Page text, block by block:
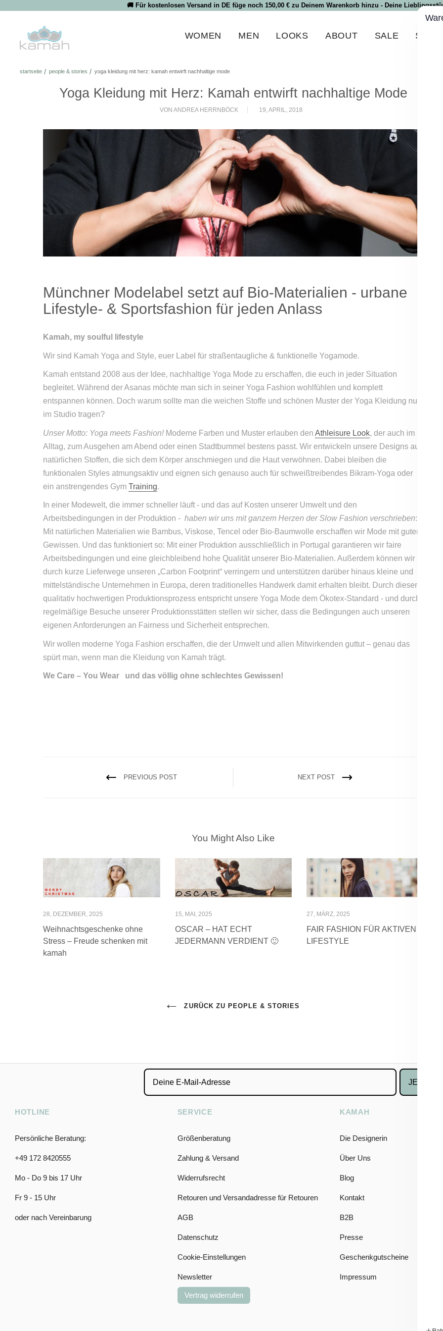
🚚 Für kostenlosen Versand in DE füge noch 150,00 € zu Deinem Warenkorb hinzu - Deine
WOMEN MEN LOOKS ABOUT SALE
startseite people & stories yoga kleidung mit herz: kamah entwirft nachhaltige mode
Yoga Kleidung mit Herz: Kamah entwirft nachhaltige Mode
VON ANDREA HERRNBÖCK 19, APRIL, 2018
Münchner Modelabel setzt auf Bio-Materialien - urbane
Lifestyle- & Sportsfashion für jeden Anlass
Kamah, my soulful lifestyle
Wir sind Kamah Yoga and Style, euer Label für straßentaugliche & funktionelle Yogamode.
Kamah entstand 2008 aus der Idee, nachhaltige Yoga Mode zu erschaffen, die euch in jeder Situation
begleitet. Während der Asanas möchte man sich in seiner Yoga Fashion wohlfühlen und komplett
entspannen können. Doch warum sollte man die weichen Stoffe und schönen Muster der Yoga Kleidung nur
im Studio tragen?
Unser Motto: Yoga meets Fashion! Moderne Farben und Muster erlauben den Athleisure Look, der auch im
Alltag, zum Ausgehen am Abend oder einen Stadtbummel bestens passt. Wir entwickeln unsere Designs aus
natürlichen Stoffen, die sich dem Körper anschmiegen und die Haut verwöhnen. Dabei bleiben die
funktionalen Styles atmungsaktiv und eignen sich genauso auch für schweißtreibendes Bikram-Yoga oder
ein anstrengendes Gym Training.
In einer Modewelt, die immer schneller läuft - und das auf Kosten unserer Umwelt und den
Arbeitsbedingungen in der Produktion - haben wir uns mit ganzem Herzen der Slow Fashion verschrieben:
Mit natürlichen Materialien wie Bambus, Viskose, Tencel oder Bio-Baumwolle erschaffen wir Mode mit gutem
Gewissen. Und das funktioniert so: Mit einer Produktion ausschließlich in Portugal garantieren wir faire
Arbeitsbedingungen und eine gleichbleibend hohe Qualität unserer Bio-Materialien. Außerdem können wir
durch kurze Lieferwege unseren „Carbon Footprint“ verringern und unterstützen darüber hinaus kleine und
mittelständische Unternehmen in Europa, deren traditionelles Handwerk damit erhalten bleibt. Durch diesen
qualitativ hochwertigen Produktionsprozess entspricht unsere Yoga Mode dem Ökotex-Standard - und durch
regelmäßige Besuche unserer Produktionsstätten stellen wir sicher, dass die Bedingungen auch unseren
eigenen Anforderungen an Fairness und Sicherheit entsprechen.
Wir wollen moderne Yoga Fashion erschaffen, die der Umwelt und allen Mitwirkenden guttut – genau das
spürt man, wenn man die Kleidung von Kamah trägt.
We Care – You Wear und das völlig ohne schlechtes Gewissen!
PREVIOUS POST NEXT POST
You Might Also Like
28, DEZEMBER, 2025
Weihnachtsgeschenke ohne
Stress – Freude schenken mit
kamah
15, MAI, 2025
OSCAR – HAT ECHT
JEDERMANN VERDIENT 🙂
27, MÄRZ, 2025
FAIR FASHION FÜR AKTIVEN
LIFESTYLE
ZURÜCK ZU PEOPLE & STORIES
JETZT
HOTLINE
Persönliche Beratung:
+49 172 8420555
Mo - Do 9 bis 17 Uhr
Fr 9 - 15 Uhr
oder nach Vereinbarung
SERVICE
Größenberatung
Zahlung & Versand
Widerrufsrecht
Retouren und Versandadresse für Retouren
AGB
Datenschutz
Cookie-Einstellungen
Newsletter
Vertrag widerrufen
KAMAH
Die Designerin
Über Uns
Blog
Kontakt
B2B
Presse
Geschenkgutscheine
Impressum